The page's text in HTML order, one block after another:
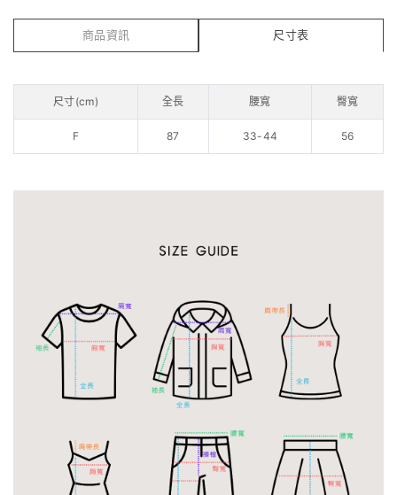
商品資訊 尺寸表
尺寸(cm) 全長 腰寬 臀寬
F 87 33-44 56